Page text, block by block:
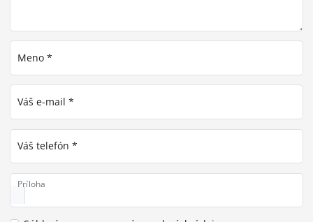
Meno *
Váš e-mail *
Váš telefón *
Príloha